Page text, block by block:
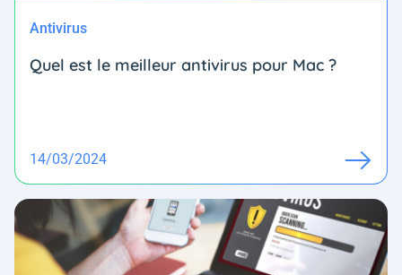
Antivirus
Quel est le meilleur antivirus pour Mac ?
14/03/2024